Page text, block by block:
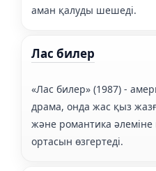
аман қалуды шешеді.
Лас билер
«Лас билер» (1987) -
драма, онда жас қыз
және романтика
ортасын өзгертеді.